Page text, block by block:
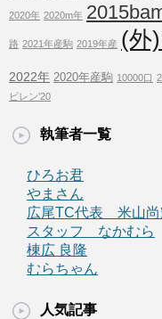
2020年 2020m年
路 2021年産駒 2019年産 (外
2022年 2020年産駒 10000口
ビレン'20
執筆者一覧
ひろお君
やまさん
広尾TC代表 米山尚
スタッフ なかむら
棟広 良隆
むらちゃん
人気記事